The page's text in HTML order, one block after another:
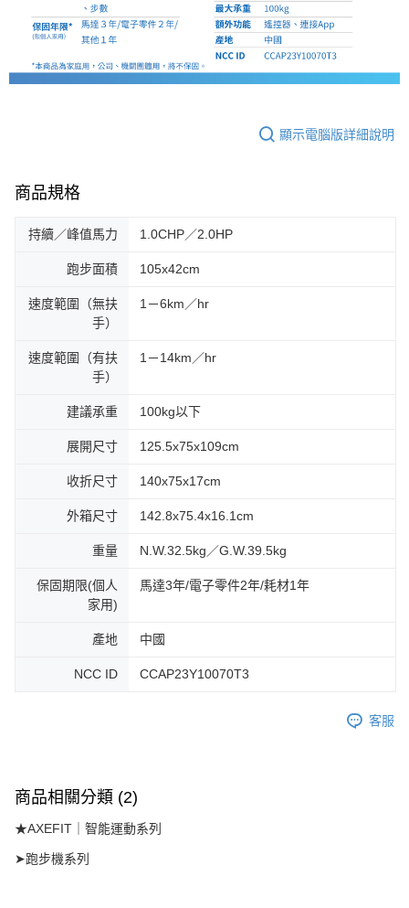
顯示電腦版詳細說明
商品規格
持續／峰值馬力 1.0CHP／2.0HP
跑步面積 105x42cm
速度範圍（無扶
手）
1－6km／hr
速度範圍（有扶
手）
1－14km／hr
建議承重 100kg以下
展開尺寸 125.5x75x109cm
收折尺寸 140x75x17cm
外箱尺寸 142.8x75.4x16.1cm
重量 N.W.32.5kg／G.W.39.5kg
保固期限(個人
家用)
馬達3年/電子零件2年/耗材1年
產地 中國
NCC ID CCAP23Y10070T3
客服
商品相關分類 (2)
★AXEFIT｜智能運動系列
➤跑步機系列